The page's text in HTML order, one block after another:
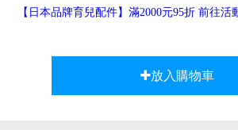
【日本品牌育兒配件】滿2000元95折 前往活
放入購物車